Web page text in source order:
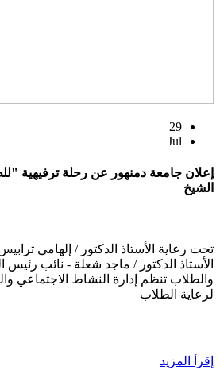
29
Jul
إعلان جامعة دمنهور عن رحلة ترفيهية
الشيخ
تحت رعاية الأستاذ الدكتور / إلهامي
الأستاذ الدكتور / ماجد شعلة - نائب رئيس
والطلاب تنظم إدارة النشاط الاجتماعي
لرعاية الطلاب
إقرأ المزيد